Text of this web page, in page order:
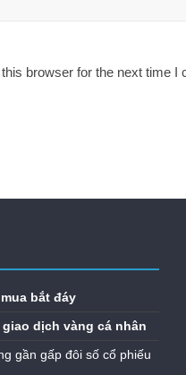
browser for the next time I
bắt đáy
dịch vàng cá nhân
gần gấp đôi số cổ phiếu